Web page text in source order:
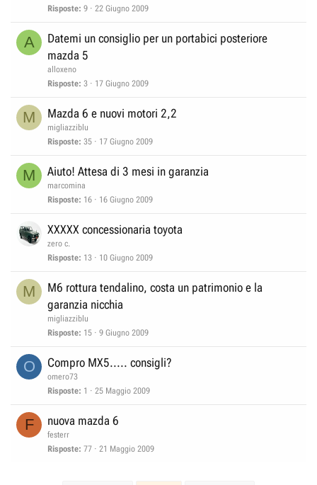
Risposte 9 22 Giugno 2009
A
Datemi un consiglio per un portabici posteriore
mazda 5
alloxeno
Risposte 3 17 Giugno 2009
M Mazda 6 e nuovi motori 2,2
migliazziblu
Risposte 35 17 Giugno 2009
M Aiuto! Attesa di 3 mesi in garanzia
marcomina
Risposte 16 16 Giugno 2009
XXXXX concessionaria toyota
zero c.
Risposte 13 10 Giugno 2009
M
M6 rottura tendalino, costa un patrimonio e la
garanzia nicchia
migliazziblu
Risposte 15 9 Giugno 2009
O Compro MX5..... consigli?
omero73
Risposte 1 25 Maggio 2009
F nuova mazda 6
festerr
Risposte 77 21 Maggio 2009